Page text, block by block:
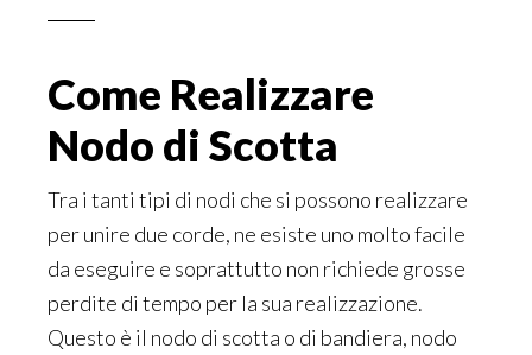
Come Realizzare
Nodo di Scotta
Tra i tanti tipi di nodi che si possono realizzare
per unire due corde, ne esiste uno molto facile
da eseguire e soprattutto non richiede grosse
perdite di tempo per la sua realizzazione.
Questo è il nodo di scotta o di bandiera, nodo